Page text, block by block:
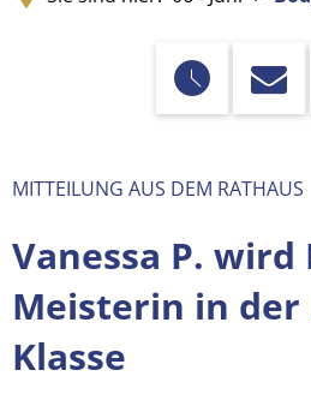
MITTEILUNG AUS DEM RATHAUS
Vanessa P. wird
Meisterin in der
Klasse